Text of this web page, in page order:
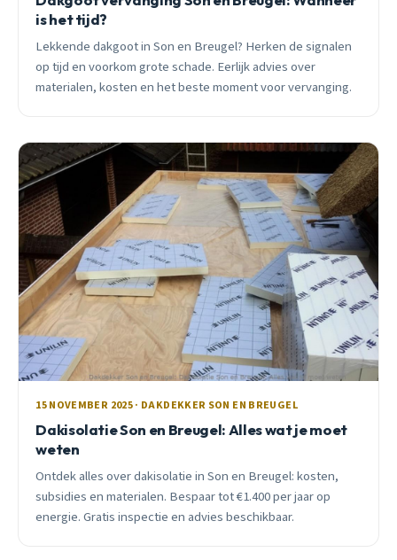
is het tijd?
Lekkende dakgoot in Son en Breugel? Herken de signalen
op tijd en voorkom grote schade. Eerlijk advies over
materialen, kosten en het beste moment voor vervanging.
15 NOVEMBER 2025 · DAKDEKKER SON EN BREUGEL
Dakisolatie Son en Breugel: Alles wat je moet
weten
Ontdek alles over dakisolatie in Son en Breugel: kosten,
subsidies en materialen. Bespaar tot €1.400 per jaar op
energie. Gratis inspectie en advies beschikbaar.